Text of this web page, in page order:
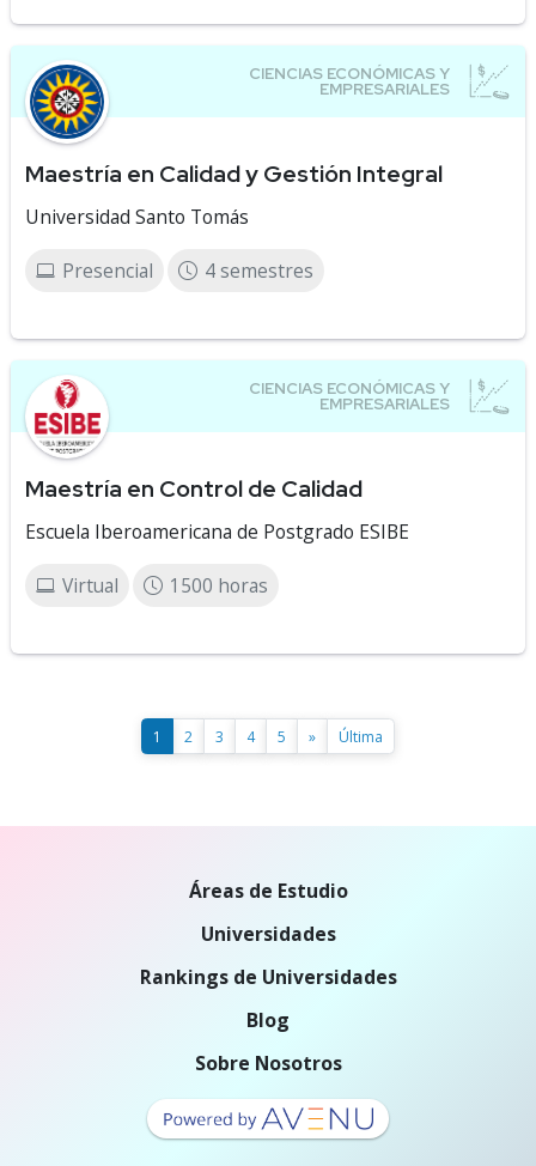
Maestría en Calidad y Gestión Integral
Universidad Santo Tomás
Presencial 4 semestres
Maestría en Control de Calidad
Escuela Iberoamericana de Postgrado ESIBE
Virtual 1500 horas
1 2 3 4 5 » Última
Áreas de Estudio
Universidades
Rankings de Universidades
Blog
Sobre Nosotros